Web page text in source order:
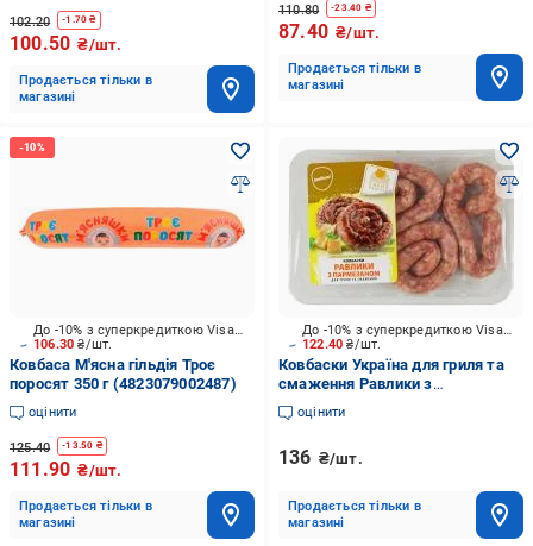
102.20 -1.70 ₴
100.50 ₴/шт.
Продається тільки в
магазині
110.80 -23.40 ₴
87.40 ₴/шт.
Продається тільки в
магазині
106.30₴/шт.
До -10% з суперкредиткою Visa Вигода
Ковбаса М'ясна гільдія Троє
поросят 350 г (4823079002487)
оцінити
125.40 -13.50 ₴
111.90 ₴/шт.
Продається тільки в
магазині
122.40₴/шт.
До -10% з суперкредиткою Visa Вигода
Ковбаски Україна для гриля та
смаження Равлики з
пармезаном газ.пак 325 г
оцінити
136 ₴/шт.
Продається тільки в
магазині